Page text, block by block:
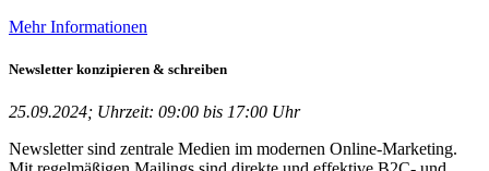
Mehr Informationen
Newsletter konzipieren & schreiben
25.09.2024; Uhrzeit: 09:00 bis 17:00 Uhr
Newsletter sind zentrale Medien im modernen Online-Marketing.